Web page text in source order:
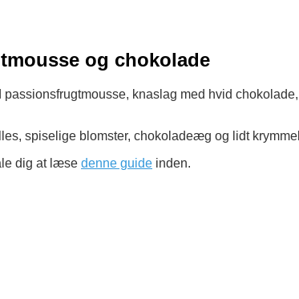
og chokolade
knaslag med hvid
spiselige blomster, chokoladeæg og lidt
dig at læse denne guide inden.